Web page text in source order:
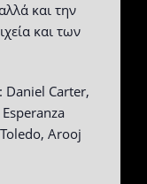
και την
και των
Daniel Carter,
Arooj